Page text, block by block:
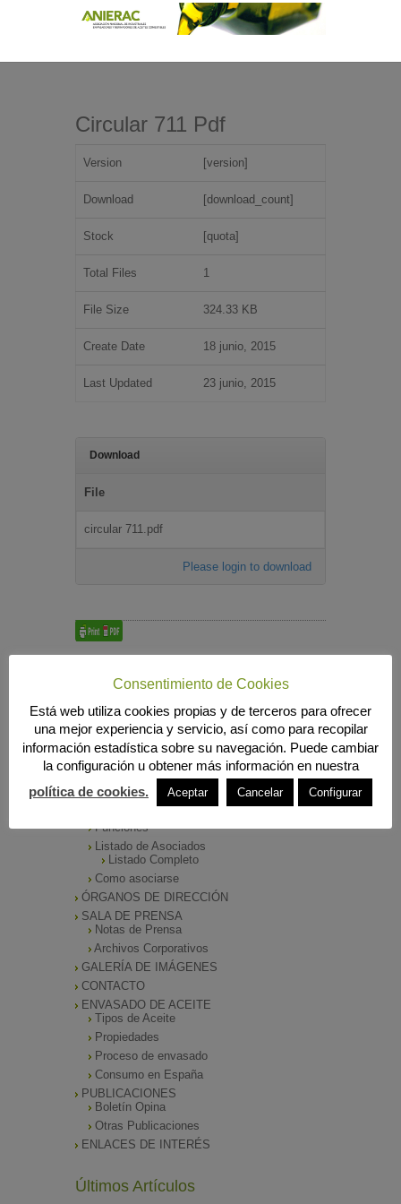
Circular 711 Pdf
Version [version]
Download [download_count]
Stock [quota]
Total Files 1
File Size 324.33 KB
Create Date 18 junio, 2015
Last Updated 23 junio, 2015
Download
File
circular 711.pdf
Please login to download
MENÚ PRINCIPAL
INICIO
ANIERAC
Presentación
Funciones
Listado de Asociados
Listado Completo
Como asociarse
ÓRGANOS DE DIRECCIÓN
SALA DE PRENSA
Notas de Prensa
Archivos Corporativos
GALERÍA DE IMÁGENES
CONTACTO
ENVASADO DE ACEITE
Tipos de Aceite
Propiedades
Proceso de envasado
Consumo en España
PUBLICACIONES
Boletín Opina
Otras Publicaciones
ENLACES DE INTERÉS
Últimos Artículos
Consentimiento de Cookies
Está web utiliza cookies propias y de terceros para ofrecer
una mejor experiencia y servicio, así como para recopilar
información estadística sobre su navegación. Puede cambiar
la configuración u obtener más información en nuestra
política de cookies.
Aceptar Cancelar Configurar